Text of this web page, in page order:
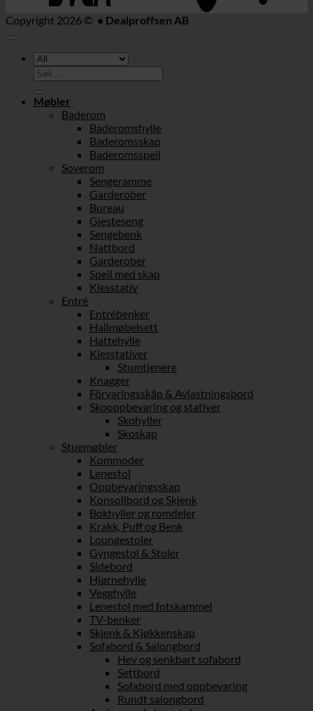
Copyright 2026 © • Dealproffsen AB
Søk
etter:
Møbler
Baderom
Baderomshylle
Baderomsskap
Baderomsspeil
Soverom
Sengeramme
Garderober
Bureau
Gjesteseng
Sengebenk
Nattbord
Garderober
Speil med skap
Klesstativ
Entré
Entrébenker
Hallmøbelsett
Hattehylle
Klesstativer
Stumtjenere
Knagger
Förvaringsskåp & Avlastningsbord
Skooppbevaring og stativer
Skohyller
Skoskap
Stuemøbler
Kommoder
Lenestol
Oppbevaringsskap
Konsollbord og Skjenk
Bokhyller og romdeler
Krakk, Puff og Benk
Loungestoler
Gyngestol & Stoler
Sidebord
Hjørnehylle
Vegghylle
Lenestol med fotskammel
TV-benker
Skjenk & Kjøkkenskap
Sofabord & Salongbord
Hev og senkbart sofabord
Settbord
Sofabord med oppbevaring
Rundt salongbord